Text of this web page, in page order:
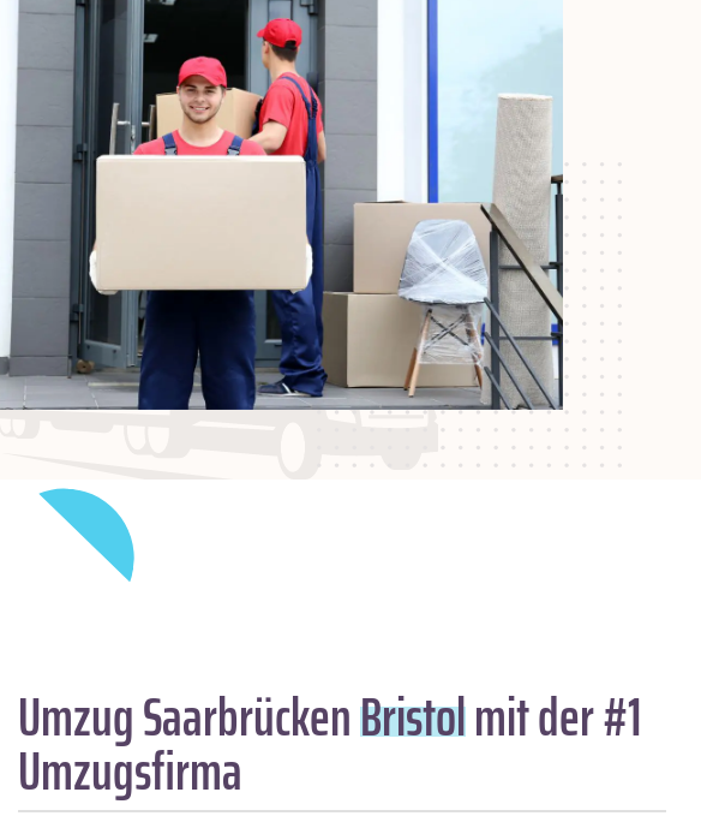
Umzug SaarbrückenBristolmit der #1
Umzugsfirma